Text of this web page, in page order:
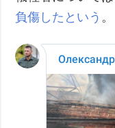
負傷したという 。